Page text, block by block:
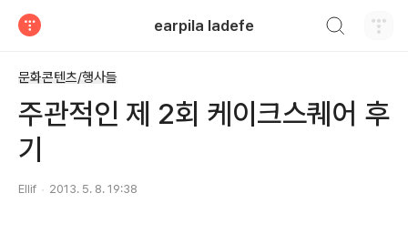
earpila ladefe
문화콘텐츠/행사들
주관적인 제 2회 케이크스퀘어 후
기
Ellif 2013. 5. 8. 19:38